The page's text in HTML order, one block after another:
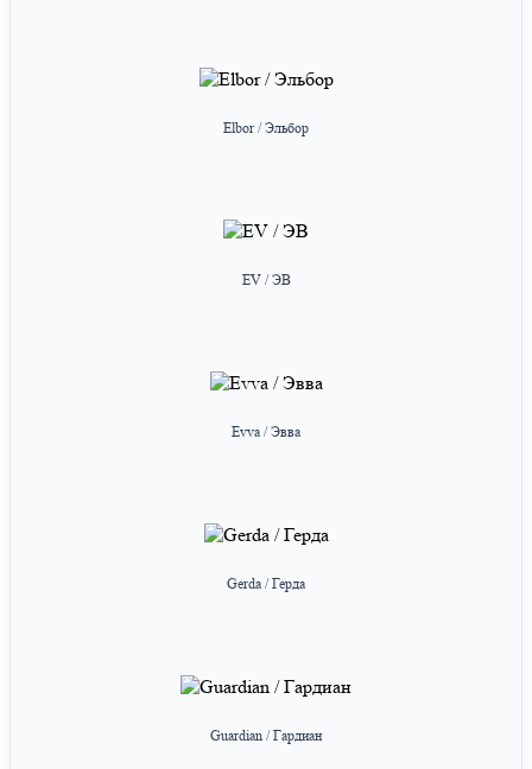
Elbor / Эльбор
EV / ЭВ
Evva / Эвва
Gerda / Герда
Guardian / Гардиан